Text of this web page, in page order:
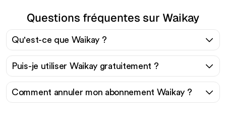
Questions fréquentes sur Waikay
Qu'est-ce que Waikay ?
Puis-je utiliser Waikay gratuitement ?
Comment annuler mon abonnement Waikay ?